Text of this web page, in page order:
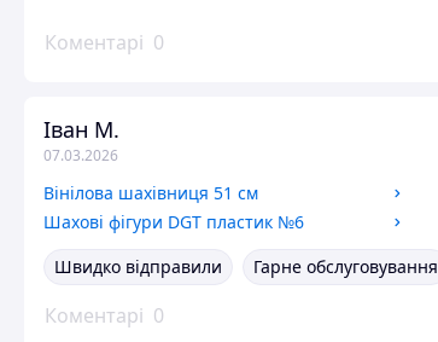
Коментарі 0
Іван М.
07.03.2026
Вінілова шахівниця 51 см
Шахові фігури DGT пластик №6
Швидко відправили
Гарне обслуговування
Коментарі 0